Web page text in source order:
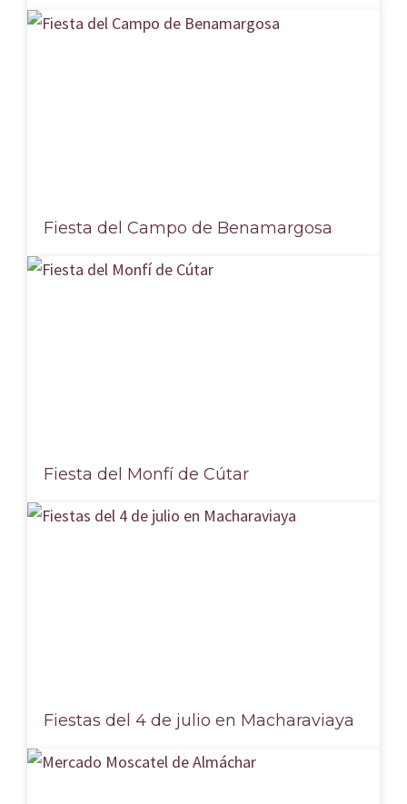
Fiesta del Campo de Benamargosa
Fiesta del Monfí de Cútar
Fiestas del 4 de julio en Macharaviaya